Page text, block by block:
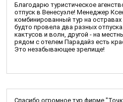
Благодарю туристическое
отпуск в Венесуэле! Менеджер
комбинированный тур на
будто провела два разных
кактусов и волн, другой - на
рядом с отелем Парадайз есть
Это незабывающее зрелище!
Спасибо огромное тур фирме